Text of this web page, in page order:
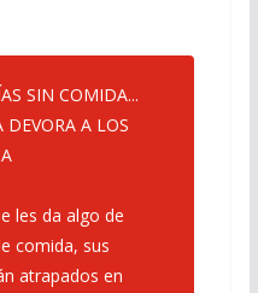
SIN COMIDA...
A LOS
les da algo de
comida, sus
atrapados en